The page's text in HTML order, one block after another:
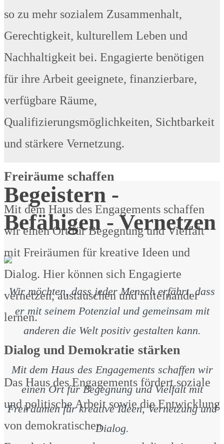
so zu mehr sozialem Zusammenhalt,
Gerechtigkeit, kulturellem Leben und
Nachhaltigkeit bei. Engagierte benötigen
für ihre Arbeit geeignete, finanzierbare,
verfügbare Räume,
Qualifizierungsmöglichkeiten, Sichtbarkeit
und stärkere Vernetzung.
Freiräume schaffen
Mit dem Haus des Engagements schaffen
wir einen Ort für Begegnung und Vielfalt
mit Freiräumen für kreative Ideen und
Dialog. Hier können sich Engagierte
vernetzen, austauschen und miteinander
lernen.
Dialog und Demokratie stärken
Das Haus des Engagements fördert soziale
und politische Arbeit sowie die Entwicklung
von demokratischen
Begeistern -
Befähigen - Vernetzen
Wir möchten, dass jeder Mensch erfährt, dass
er mit seinem Potenzial und gemeinsam mit
anderen die Welt positiv gestalten kann.
Mit dem Haus des Engagements schaffen wir
einen Ort für Begegnung und Vielfalt mit
Freiräumen für kreative Ideen, Vernetzung und
Dialog.